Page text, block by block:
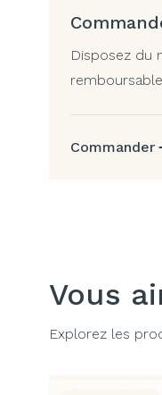
Disposez du
Commander
Vous
Explorez les